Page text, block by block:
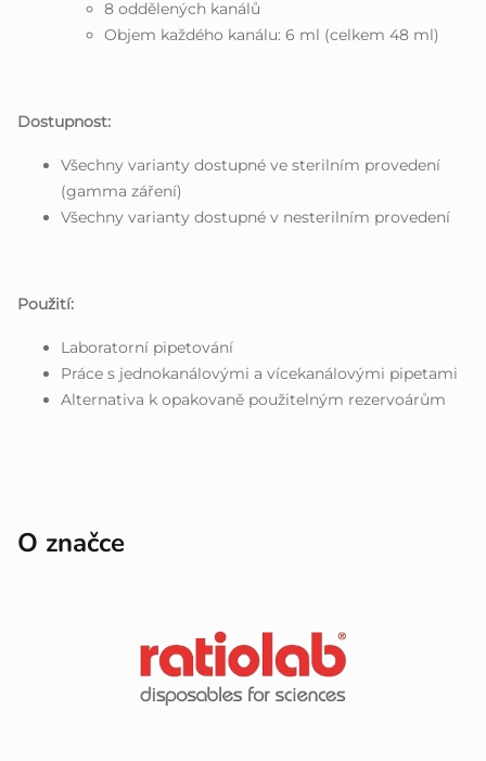
8 oddělených kanálů
Objem každého kanálu: 6 ml (celkem 48 ml)
Dostupnost:
Všechny varianty dostupné ve sterilním provedení
(gamma záření)
Všechny varianty dostupné v nesterilním provedení
Použití:
Laboratorní pipetování
Práce s jednokanálovými a vícekanálovými pipetami
Alternativa k opakovaně použitelným rezervoárům
O značce